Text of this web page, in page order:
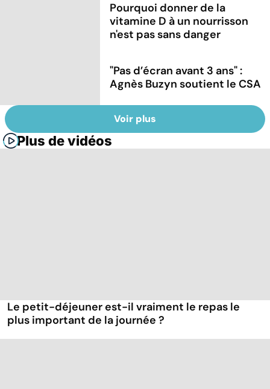
Pourquoi donner de la
vitamine D à un nourrisson
n'est pas sans danger
"Pas d’écran avant 3 ans" :
Agnès Buzyn soutient le CSA
Voir plus
Plus de vidéos
Le petit-déjeuner est-il vraiment le repas le
plus important de la journée ?